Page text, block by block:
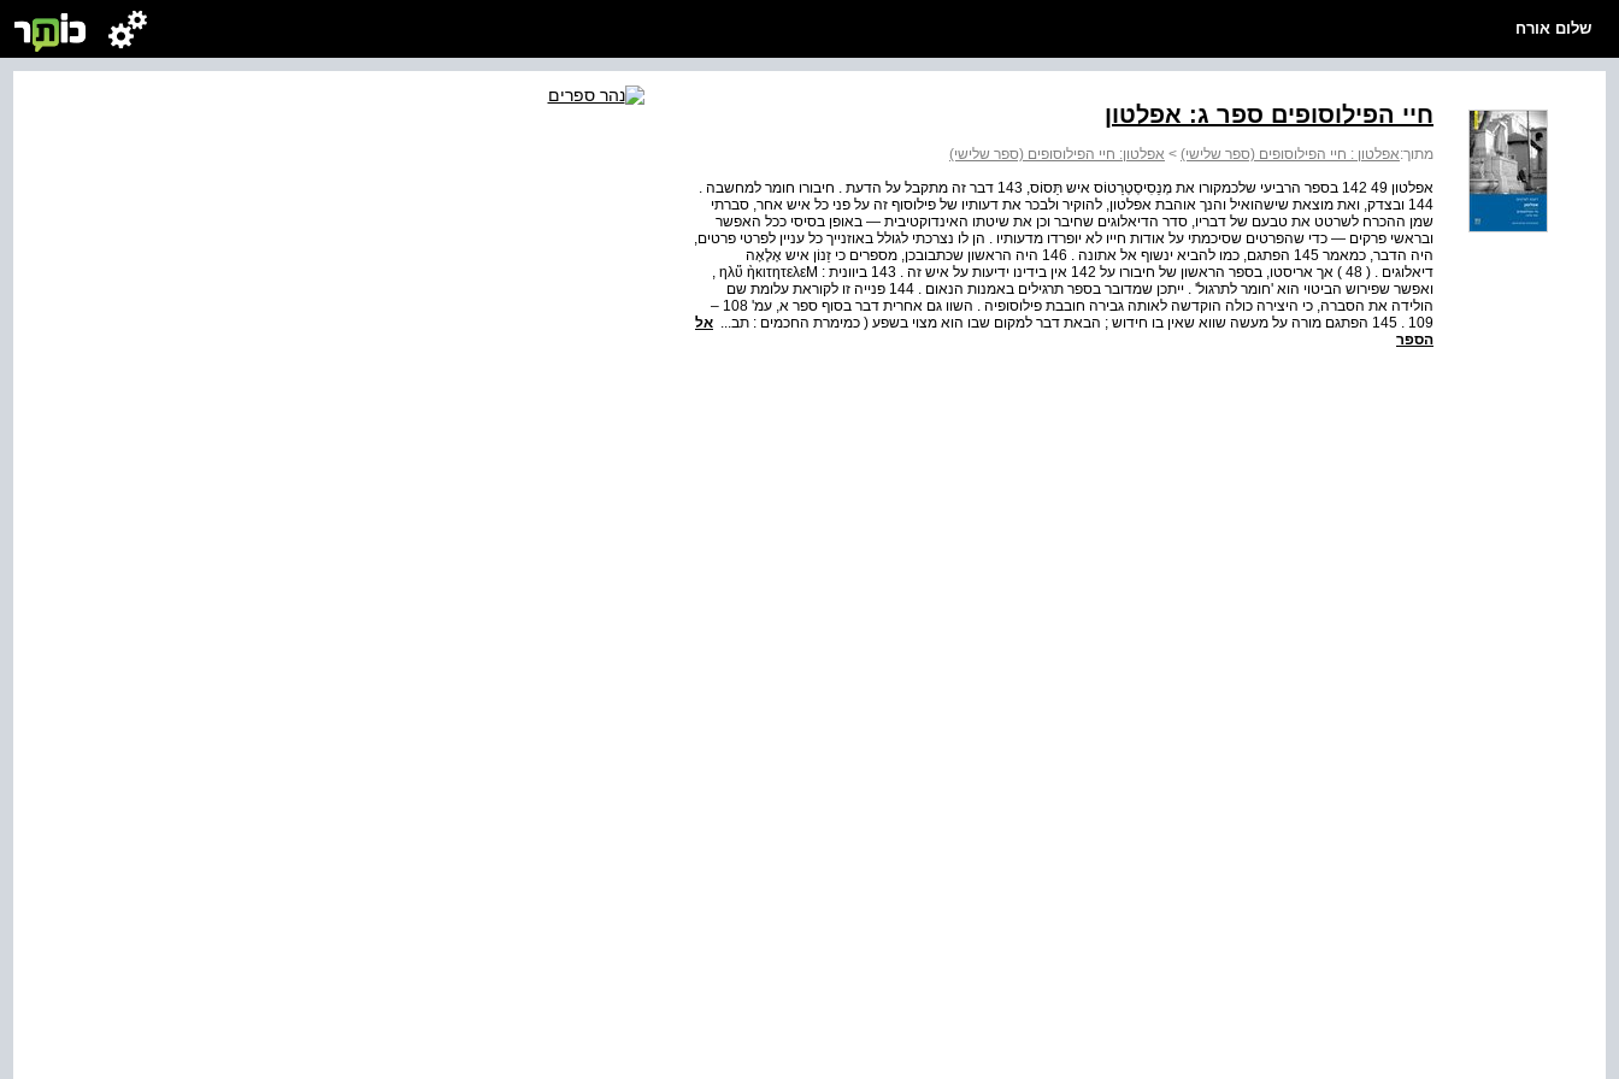
שלום אורח
חיי הפילוסופים ספר ג: אפלטון
מתוך:אפלטון : חיי הפילוסופים (ספר שלישי) > אפלטון: חיי הפילוסופים (ספר שלישי)
אפלטון 49 142 בספר הרביעי שלכמקורו את מְנֵסִיסְטְרַטוֹס איש תַּסוֹס, 143 דבר זה מתקבל על הדעת . חיבורו חומר למחשבה .
144 ובצדק, ואת מוצאת שישהואיל והנך אוהבת אפלטון, להוקיר ולבכר את דעותיו של פילוסוף זה על פני כל איש אחר, סברתי
שמן ההכרח לשרטט את טבעם של דבריו, סדר הדיאלוגים שחיבר וכן את שיטתו האינדוקטיבית — באופן בסיסי ככל האפשר
ובראשי פרקים — כדי שהפרטים שסיכמתי על אודות חייו לא יופרדו מדעותיו . הן לו נצרכתי לגולל באוזנייך כל עניין לפרטי פרטים,
היה הדבר, כמאמר 145 הפתגם, כמו להביא ינשוף אל אתונה . 146 היה הראשון שכתבובכן, מספרים כי זֵנוֹן איש אֶלֶאָה
ואפשר שפירוש הביטוי הוא 'חומר לתרגול' . ייתכן שמדובר בספר תרגילים באמנות הנאום . 144 פנייה זו לקוראת עלומת שם
הולידה את הסברה, כי היצירה כולה הוקדשה לאותה גבירה חובבת פילוסופיה . השוו גם אחרית דבר בסוף ספר א, עמ' 108 –
109 . 145 הפתגם מורה על מעשה שווא שאין בו חידוש ; הבאת דבר למקום שבו הוא מצוי בשפע ( כמימרת החכמים : תב...
אל
הספר